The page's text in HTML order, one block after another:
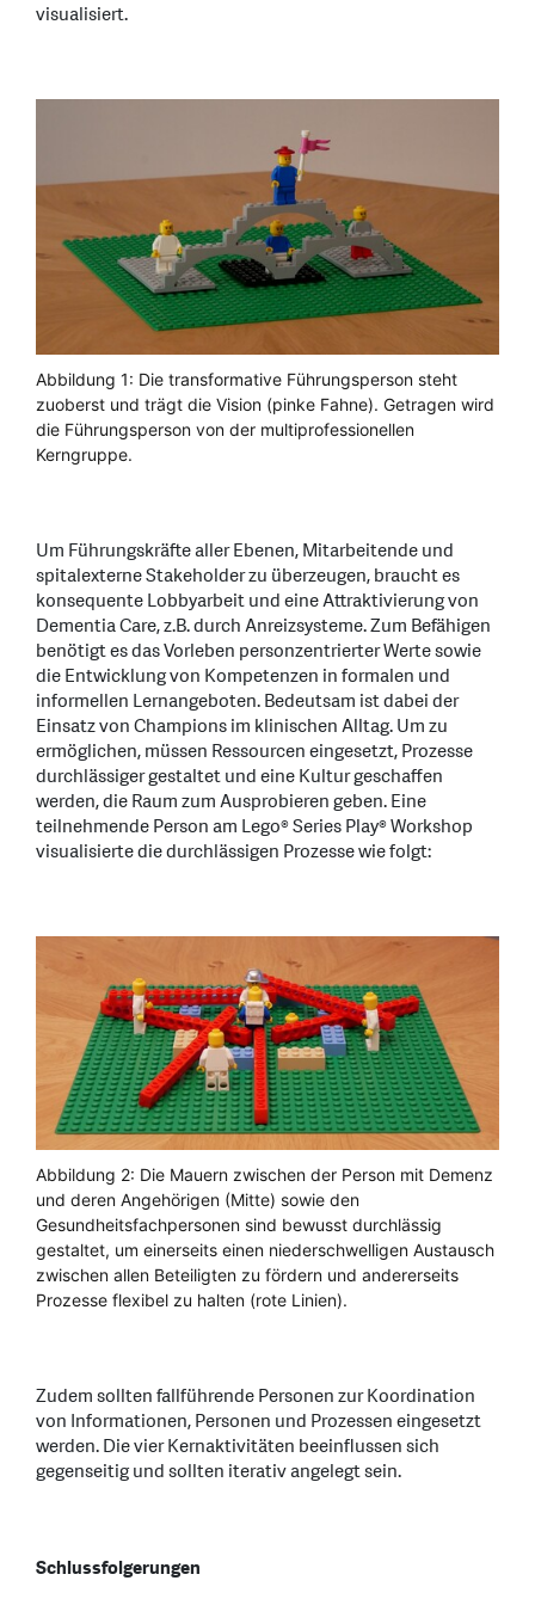
visualisiert.
Abbildung 1: Die transformative Führungsperson steht
zuoberst und trägt die Vision (pinke Fahne). Getragen wird
die Führungsperson von der multiprofessionellen
Kerngruppe.
Um Führungskräfte aller Ebenen, Mitarbeitende und
spitalexterne Stakeholder zu überzeugen, braucht es
konsequente Lobbyarbeit und eine Attraktivierung von
Dementia Care, z.B. durch Anreizsysteme. Zum Befähigen
benötigt es das Vorleben personzentrierter Werte sowie
die Entwicklung von Kompetenzen in formalen und
informellen Lernangeboten. Bedeutsam ist dabei der
Einsatz von Champions im klinischen Alltag. Um zu
ermöglichen, müssen Ressourcen eingesetzt, Prozesse
durchlässiger gestaltet und eine Kultur geschaffen
werden, die Raum zum Ausprobieren geben. Eine
teilnehmende Person am Lego® Series Play® Workshop
visualisierte die durchlässigen Prozesse wie folgt:
Abbildung 2: Die Mauern zwischen der Person mit Demenz
und deren Angehörigen (Mitte) sowie den
Gesundheitsfachpersonen sind bewusst durchlässig
gestaltet, um einerseits einen niederschwelligen Austausch
zwischen allen Beteiligten zu fördern und andererseits
Prozesse flexibel zu halten (rote Linien).
Zudem sollten fallführende Personen zur Koordination
von Informationen, Personen und Prozessen eingesetzt
werden. Die vier Kernaktivitäten beeinflussen sich
gegenseitig und sollten iterativ angelegt sein.
Schlussfolgerungen